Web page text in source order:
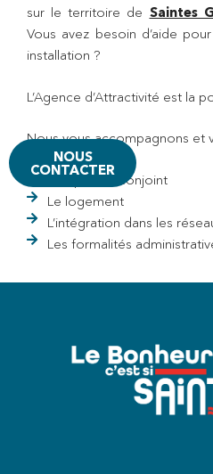
sur le territoire de Saintes
Vous avez besoin d’aide
installation ?
L’Agence d’Attractivité est la
Nous vous accompagnons et
L’emploi du conjoint
Le logement
L’intégration dans les
Les formalités
NOUS
CONTACTER